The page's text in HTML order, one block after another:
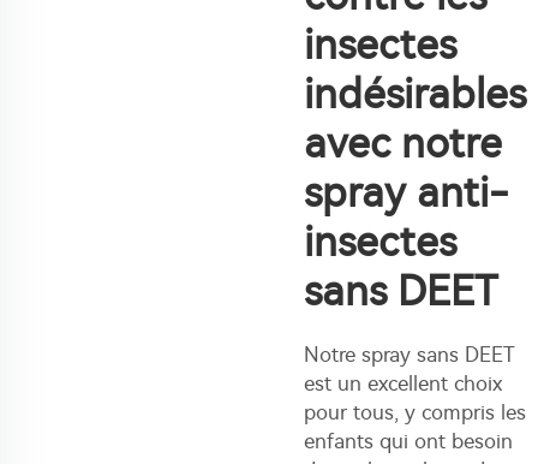
insectes
indésirables
avec notre
spray anti-
insectes
sans DEET
Notre spray sans DEET
est un excellent choix
pour tous, y compris les
enfants qui ont besoin